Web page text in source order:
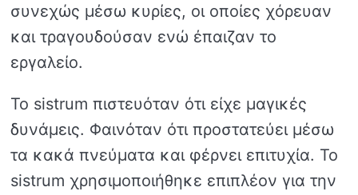
συνεχώς μέσω κυρίες, οι οποίες χόρευαν
και τραγουδούσαν ενώ έπαιζαν το
εργαλείο.
Το sistrum πιστευόταν ότι είχε μαγικές
δυνάμεις. Φαινόταν ότι προστατεύει μέσω
τα κακά πνεύματα και φέρνει επιτυχία. Το
sistrum χρησιμοποιήθηκε επιπλέον για την